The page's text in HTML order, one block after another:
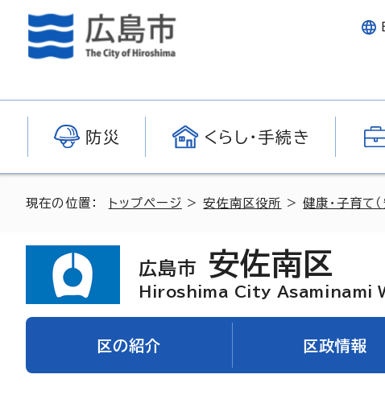
防災 くらし・手続き
現在の位置： トップページ >安佐南区役所 >健康・子育て
広島市 安佐南区
Hiroshima City Asaminami
区の紹介 区政情報